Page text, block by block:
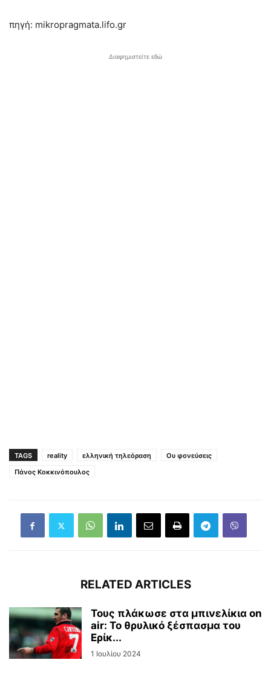
πηγή: mikropragmata.lifo.gr
Διαφημιστείτε εδώ
TAGS reality ελληνική τηλεόραση
Ου φονεύσεις
Πάνος Κοκκινόπουλος
RELATED ARTICLES
Τους πλάκωσε στα μπινελίκια on
air: Το θρυλικό ξέσπασμα του
Ερίκ...
1 Ιουλίου 2024